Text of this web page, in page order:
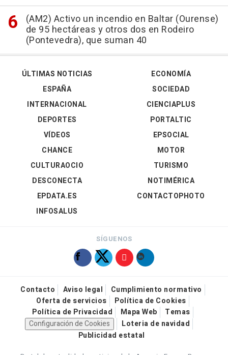
(AM2) Activo un incendio en Baltar (Ourense)
de 95 hectáreas y otros dos en Rodeiro
(Pontevedra), que suman 40
ÚLTIMAS NOTICIAS
ESPAÑA
INTERNACIONAL
DEPORTES
VÍDEOS
ECONOMÍA
SOCIEDAD
CIENCIAPLUS
PORTALTIC
EPSOCIAL
CHANCE
CULTURAOCIO
DESCONECTA
EPDATA.ES
INFOSALUS
MOTOR
TURISMO
NOTIMÉRICA
CONTACTOPHOTO
SÍGUENOS
Contacto Aviso legal
Cumplimiento normativo
Oferta de servicios
Política de Cookies
Política de Privacidad
Mapa Web
Temas
Configuración de Cookies
Loteria de navidad
Publicidad estatal